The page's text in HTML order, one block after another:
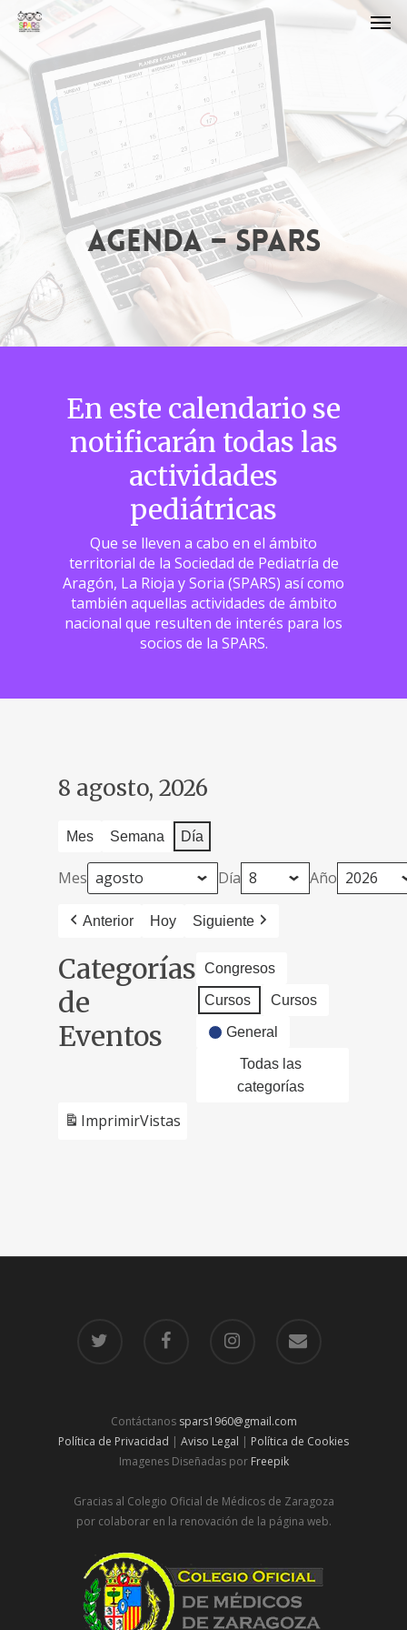
AGENDA – SPARS
En este calendario se
notificarán todas las
actividades
pediátricas
Que se lleven a cabo en el ámbito
territorial de la Sociedad de Pediatría de
Aragón, La Rioja y Soria (SPARS) así como
también aquellas actividades de ámbito
nacional que resulten de interés para los
socios de la SPARS.
8 agosto, 2026
Mes Semana Día
Mes Día Año
Anterior Hoy Siguiente
Categorías
de
Eventos
Congresos
Cursos Cursos
General
Todas las
categorías
ImprimirVistas
Contáctanos spars1960@gmail.com
Política de Privacidad | Aviso Legal | Política de Cookies
Imagenes Diseñadas por Freepik
Gracias al Colegio Oficial de Médicos de Zaragoza
por colaborar en la renovación de la página web.